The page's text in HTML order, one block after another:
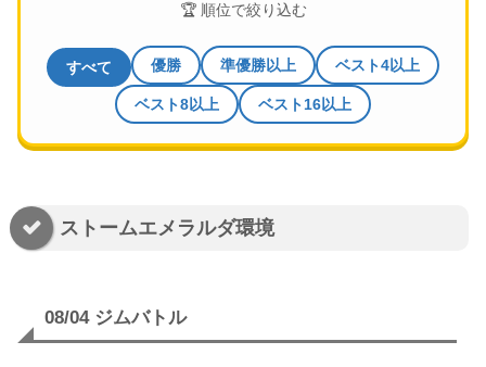
🏆 順位で絞り込む
すべて 優勝 準優勝以上 ベスト4以上
ベスト8以上 ベスト16以上
ストームエメラルダ環境
08/04 ジムバトル